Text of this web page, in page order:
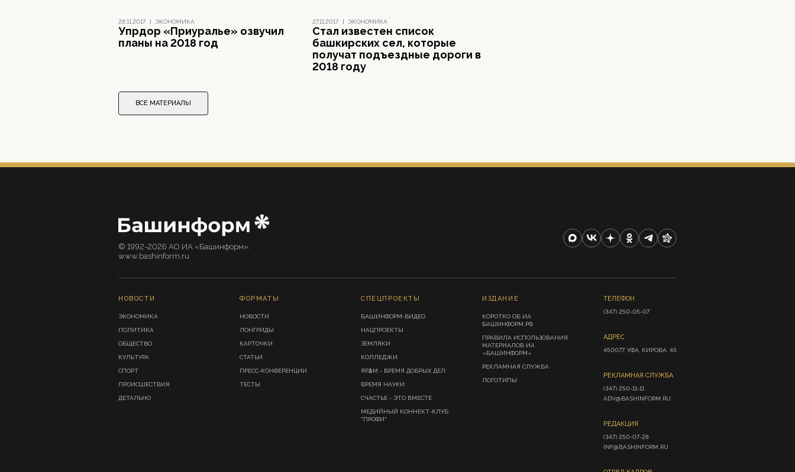
28.11.2017 | ЭКОНОМИКА
Упрдор «Приуралье» озвучил
планы на 2018 год
27.11.2017 | ЭКОНОМИКА
Стал известен список
башкирских сел, которые
получат подъездные дороги в
2018 году
ВСЕ МАТЕРИАЛЫ
© 1992-2026 АО ИА «Башинформ».
www.bashinform.ru
НОВОСТИ
ЭКОНОМИКА
ПОЛИТИКА
ОБЩЕСТВО
КУЛЬТУРА
СПОРТ
ПРОИСШЕСТВИЯ
ДЕТАЛЬНО
ФОРМАТЫ
НОВОСТИ
ЛОНГРИДЫ
КАРТОЧКИ
СТАТЬИ
ПРЕСС-КОНФЕРЕНЦИИ
ТЕСТЫ
СПЕЦПРОЕКТЫ
БАШИНФОРМ-ВИДЕО
НАЦПРОЕКТЫ
ЗЕМЛЯКИ
КОЛЛЕДЖИ
ЯРҘАМ - ВРЕМЯ ДОБРЫХ ДЕЛ
ВРЕМЯ НАУКИ
СЧАСТЬЕ - ЭТО ВМЕСТЕ
МЕДИЙНЫЙ КОННЕКТ-КЛУБ
"ПРОФИ"
ИЗДАНИЕ
КОРОТКО ОБ ИА
БАШИНФОРМ.РФ
ПРАВИЛА ИСПОЛЬЗОВАНИЯ
МАТЕРИАЛОВ ИА
«БАШИНФОРМ»
РЕКЛАМНАЯ СЛУЖБА
ЛОГОТИПЫ
ТЕЛЕФОН
(347) 250-05-07
АДРЕС
450077, УФА, КИРОВА, 45
РЕКЛАМНАЯ СЛУЖБА
(347) 250-11-11
ADV@BASHINFORM.RU
РЕДАКЦИЯ
(347) 250-07-28
INF@BASHINFORM.RU